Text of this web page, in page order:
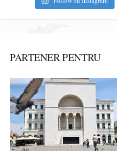
PARTENER PENTRU